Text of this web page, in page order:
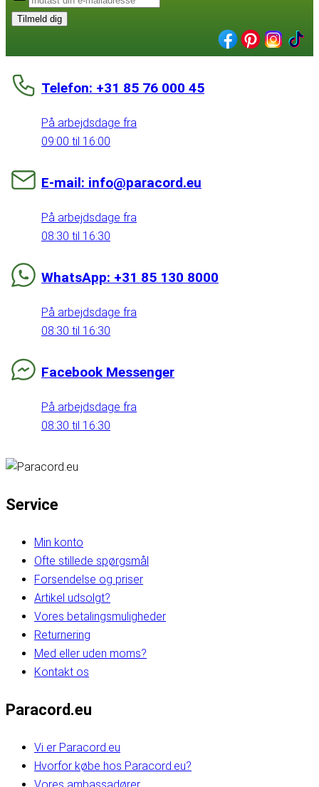
Tilmeld dig
Telefon: +31 85 76 000 45
På arbejdsdage fra
09:00 til 16:00
E-mail: info@paracord.eu
På arbejdsdage fra
08:30 til 16:30
WhatsApp: +31 85 130 8000
På arbejdsdage fra
08:30 til 16:30
Facebook Messenger
På arbejdsdage fra
08:30 til 16:30
Service
Min konto
Ofte stillede spørgsmål
Forsendelse og priser
Artikel udsolgt?
Vores betalingsmuligheder
Returnering
Med eller uden moms?
Kontakt os
Paracord.eu
Vi er Paracord.eu
Hvorfor købe hos Paracord.eu?